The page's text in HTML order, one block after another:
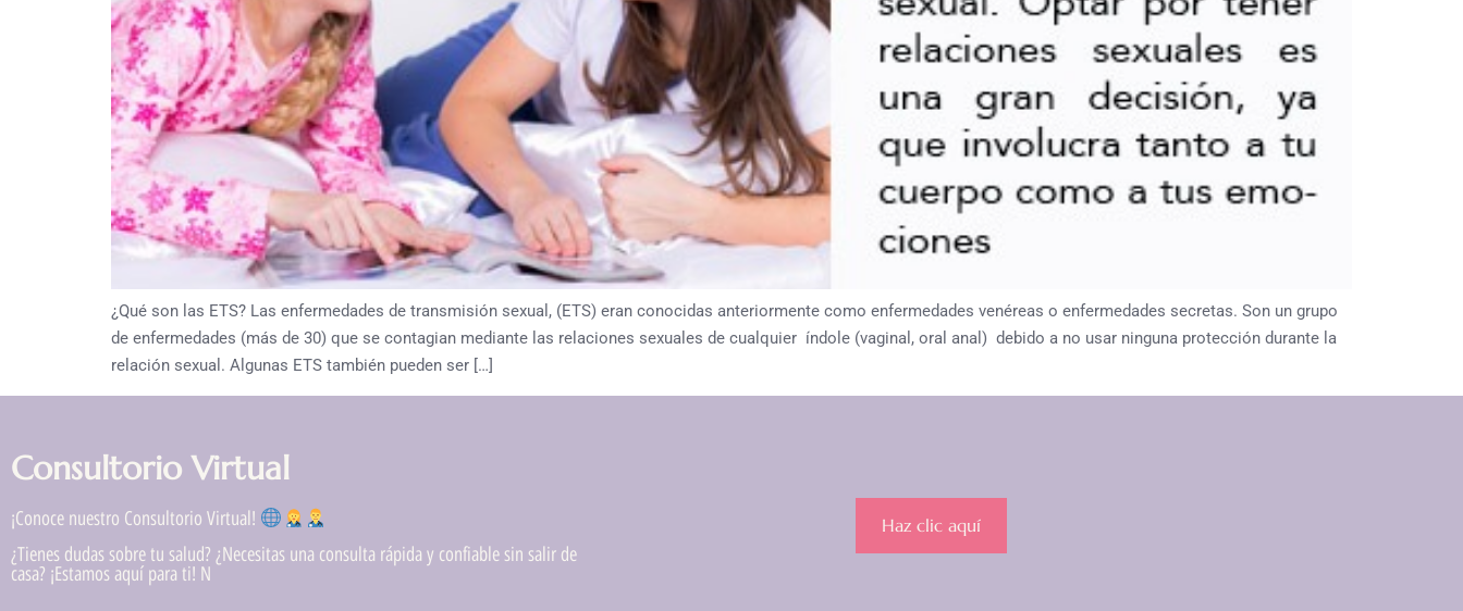
¿Qué son las ETS? Las enfermedades de transmisión sexual, (ETS) eran conocidas anteriormente como enfermedades venéreas o enfermedades secretas. Son un grupo
de enfermedades (más de 30) que se contagian mediante las relaciones sexuales de cualquier índole (vaginal, oral anal) debido a no usar ninguna protección durante la
relación sexual. Algunas ETS también pueden ser […]
Consultorio Virtual
¡Conoce nuestro Consultorio Virtual!
¿Tienes dudas sobre tu salud? ¿Necesitas una consulta rápida y confiable sin salir de
casa? ¡Estamos aquí para ti! N
Haz clic aquí